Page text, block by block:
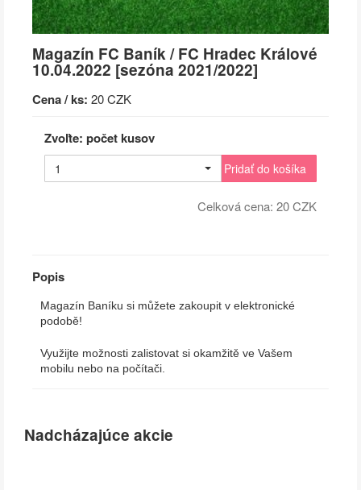
Magazín FC Baník / FC Hradec Králové
10.04.2022 [sezóna 2021/2022]
Cena / ks: 20 CZK
Zvoľte: počet kusov
1 Pridať do košíka
Celková cena: 20CZK
Popis
Magazín Baníku si můžete zakoupit v elektronické
podobě!
Využijte možnosti zalistovat si okamžitě ve Vašem
mobilu nebo na počítači.
Nadcházajúce akcie